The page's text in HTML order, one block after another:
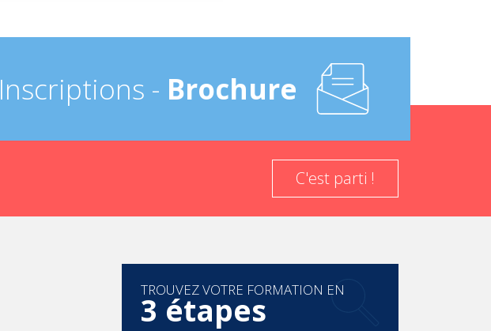
Inscriptions - Brochure
C'est parti !
TROUVEZ VOTRE FORMATION EN
3 étapes